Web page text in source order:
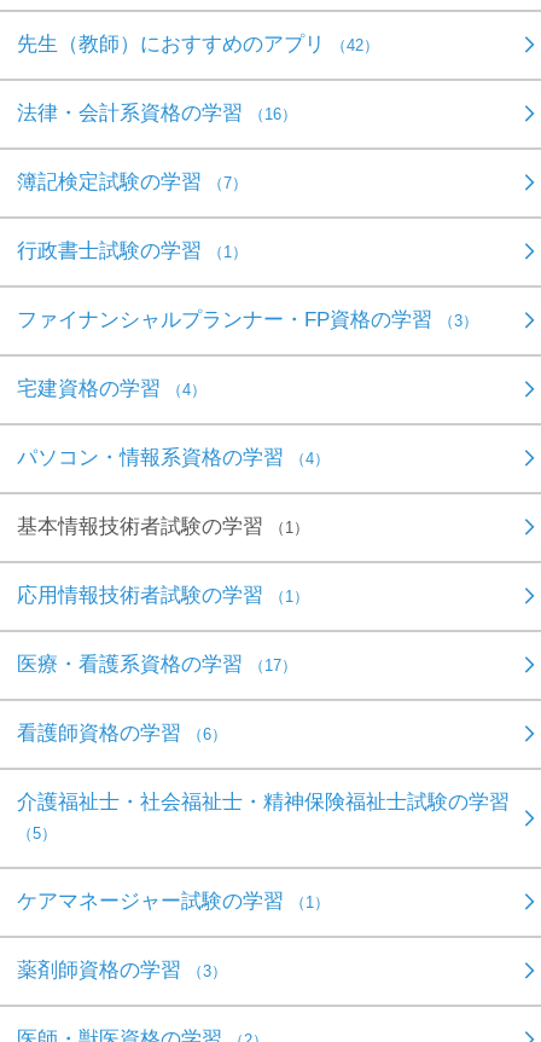
先生（教師）におすすめのアプリ （42）
法律・会計系資格の学習 （16）
簿記検定試験の学習 （7）
行政書士試験の学習 （1）
ファイナンシャルプランナー・FP資格の学習 （3）
宅建資格の学習 （4）
パソコン・情報系資格の学習 （4）
基本情報技術者試験の学習 （1）
応用情報技術者試験の学習 （1）
医療・看護系資格の学習 （17）
看護師資格の学習 （6）
介護福祉士・社会福祉士・精神保険福祉士試験の学習
（5）
ケアマネージャー試験の学習 （1）
薬剤師資格の学習 （3）